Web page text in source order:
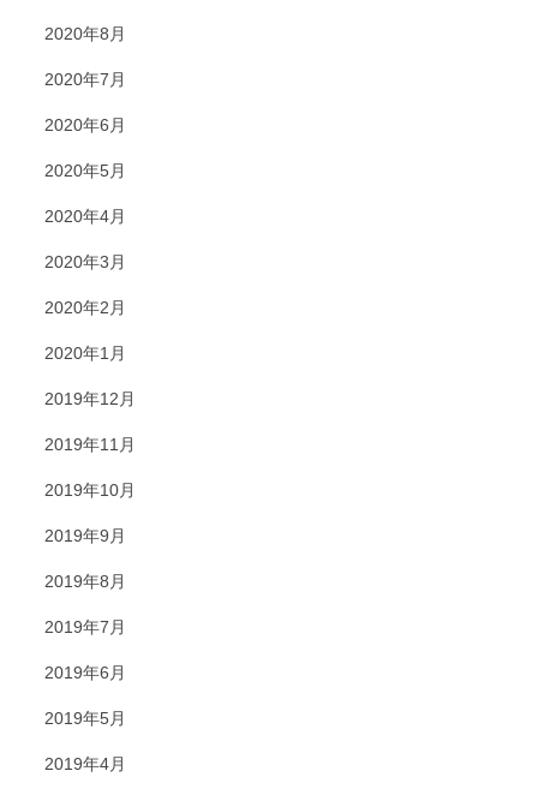
2020年8月
2020年7月
2020年6月
2020年5月
2020年4月
2020年3月
2020年2月
2020年1月
2019年12月
2019年11月
2019年10月
2019年9月
2019年8月
2019年7月
2019年6月
2019年5月
2019年4月